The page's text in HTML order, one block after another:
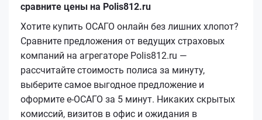
сравните цены на Polis812.ru
Хотите купить ОСАГО онлайн без лишних хлопот?
Сравните предложения от ведущих страховых
компаний на агрегаторе Polis812.ru —
рассчитайте стоимость полиса за минуту,
выберите самое выгодное предложение и
оформите е‑ОСАГО за 5 минут. Никаких скрытых
комиссий, визитов в офис и ожидания в